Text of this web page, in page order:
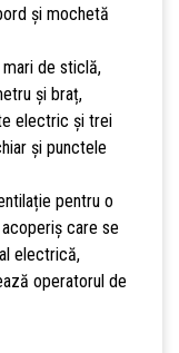
și mochetă
de sticlă,
și braț,
electric și trei
și punctele
pentru o
care se
electrică,
operatorul de